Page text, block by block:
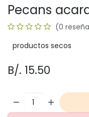
Pecans
(0
productos secos
B/. 15.50